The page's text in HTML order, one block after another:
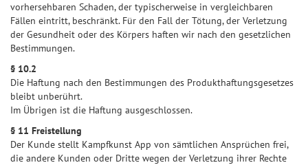
vorhersehbaren Schaden, der typischerweise in vergleichbaren
Fällen eintritt, beschränkt. Für den Fall der Tötung, der Verletzung
der Gesundheit oder des Körpers haften wir nach den gesetzlichen
Bestimmungen.
§ 10.2
Die Haftung nach den Bestimmungen des Produkthaftungsgesetzes
bleibt unberührt.
Im Übrigen ist die Haftung ausgeschlossen.
§ 11 Freistellung
Der Kunde stellt Kampfkunst App von sämtlichen Ansprüchen frei,
die andere Kunden oder Dritte wegen der Verletzung ihrer Rechte